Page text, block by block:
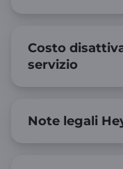
Costo
servizio
Note legali